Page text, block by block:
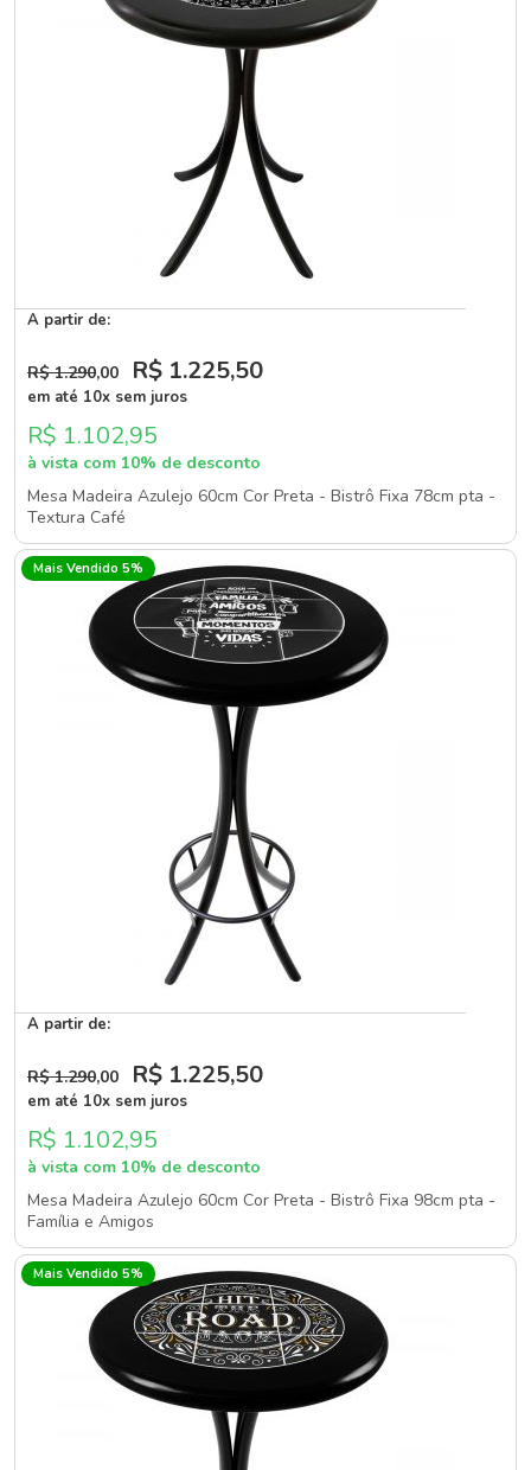
A partir de:
R$ 1.290,00 R$ 1.225,50
em até 10x sem juros
R$ 1.102,95
à vista com 10% de desconto
Mesa Madeira Azulejo 60cm Cor Preta - Bistrô Fixa 78cm pta -
Textura Café
Mais Vendido 5%
A partir de:
R$ 1.290,00 R$ 1.225,50
em até 10x sem juros
R$ 1.102,95
à vista com 10% de desconto
Mesa Madeira Azulejo 60cm Cor Preta - Bistrô Fixa 98cm pta -
Família e Amigos
Mais Vendido 5%